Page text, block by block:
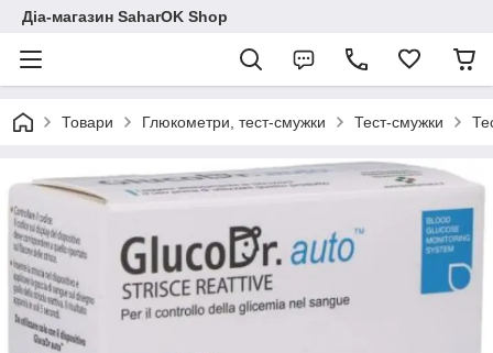
Діа-магазин SaharOK Shop
Товари Глюкометри, тест-смужки Тест-смужки